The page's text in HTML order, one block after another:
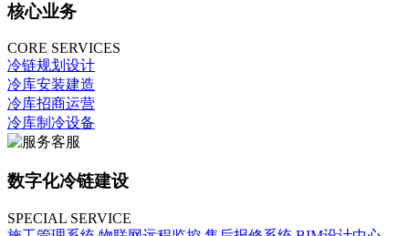
核心业务
CORE SERVICES
冷链规划设计
冷库安装建造
冷库招商运营
冷库制冷设备
数字化冷链建设
SPECIAL SERVICE